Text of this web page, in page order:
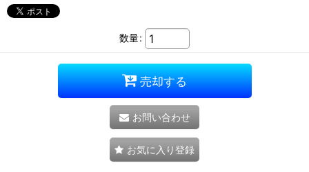
数量:
売却する
お問い合わせ
お気に入り登録